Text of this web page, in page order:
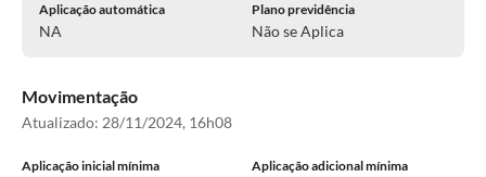
Aplicação automática
NA
Plano previdência
Não se Aplica
Movimentação
Atualizado: 28/11/2024, 16h08
Aplicação inicial mínima Aplicação adicional mínima